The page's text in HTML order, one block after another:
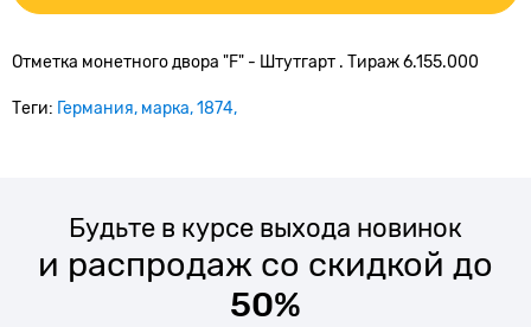
Отметка монетного двора "F" - Штутгарт . Тираж6.155.000
Теги: Германия марка 1874
Будьте в курсе выхода новинок
и распродаж со скидкой до
50%